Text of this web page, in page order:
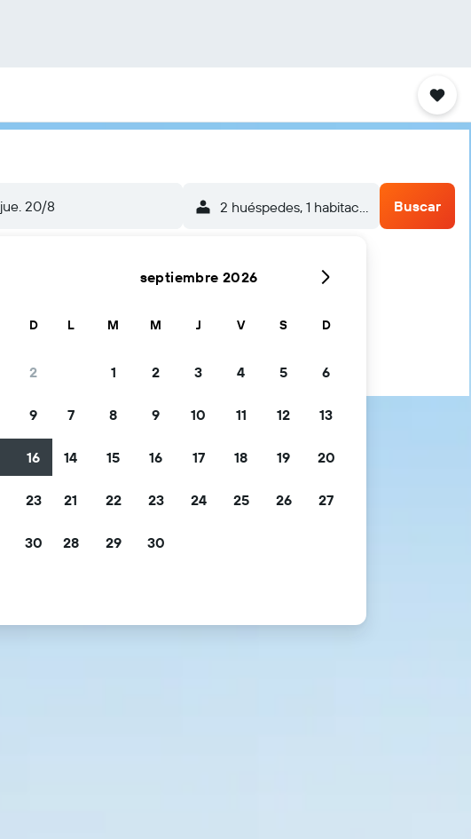
jue. 20/8 2 huéspedes, 1 habitación Buscar
D
2
9
16
23
30
septiembre 2026
L M M J V S D
1 2 3 4 5 6
7 8 9 10 11 12 13
14 15 16 17 18 19 20
21 22 23 24 25 26 27
28 29 30